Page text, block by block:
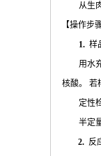
从生
【操作步
1. 样
用水
核酸。 若
定性
半定
2. 反